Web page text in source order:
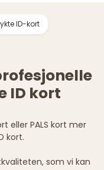
ID-kort
ID kort
eller PALS kort mer
kort.
som vi kan